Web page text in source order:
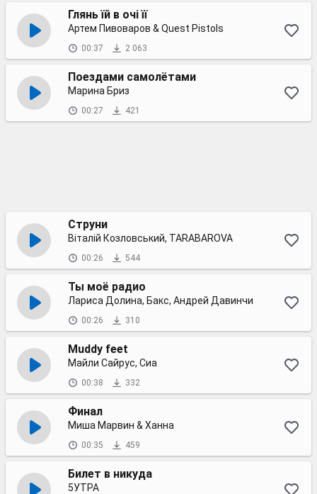
Глянь їй в очі її
Артем Пивоваров & Quest Pistols
00:37 2 063
Поездами самолётами
Марина Бриз
00:27 421
Струни
Віталій Козловський, TARABAROVA
00:26 544
Ты моё радио
Лариса Долина, Бакс, Андрей Давинчи
00:26 310
Muddy feet
Майли Сайрус, Сиа
00:38 332
Финал
Миша Марвин & Ханна
00:35 459
Билет в никуда
5УТРА